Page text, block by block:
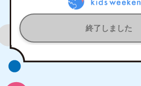
終了しました